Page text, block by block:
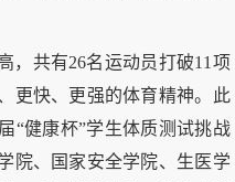
，共有26名运动员打破11项
更快、更强的体育精神。此
“健康杯”学生体质测试挑战
院、国家安全学院、生医学